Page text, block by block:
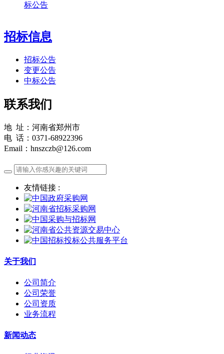
标公告
招标信息
招标公告
变更公告
中标公告
联系我们
地 址：河南省郑州市
电 话：0371-68922396
Email：hnszczb@126.com
友情链接 :
关于我们
公司简介
公司荣誉
公司资质
业务流程
新闻动态